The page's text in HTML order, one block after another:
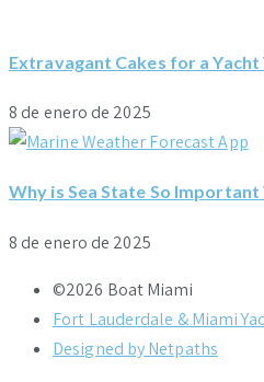
Extravagant Cakes for a
8 de enero de 2025
Why is Sea State So Important
8 de enero de 2025
©2026 Boat Miami
Fort Lauderdale & Miami
Designed by Netpaths